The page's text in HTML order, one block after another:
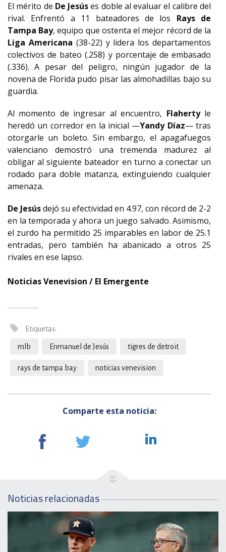
El mérito de De Jesúses doble al evaluar el calibre del
rival. Enfrentó a 11 bateadores de los Rays de
Tampa Bay, equipo que ostenta el mejor récord de la
Liga Americana (38-22) y lidera los departamentos
colectivos de bateo (.258) y porcentaje de embasado
(.336). A pesar del peligro, ningún jugador de la
novena de Florida pudo pisar las almohadillas bajo su
guardia.
Al momento de ingresar al encuentro, Flahertyle
heredó un corredor en la inicial —Yandy Díaz— tras
otorgarle un boleto. Sin embargo, el apagafuegos
valenciano demostró una tremenda madurez al
obligar al siguiente bateador en turno a conectar un
rodado para doble matanza, extinguiendo cualquier
amenaza.
De Jesúsdejó su efectividad en 4.97, con récord de 2-2
en la temporada y ahora un juego salvado. Asimismo,
el zurdo ha permitido 25 imparables en labor de 25.1
entradas, pero también ha abanicado a otros 25
rivales en ese lapso.
Noticias Venevision / El Emergente
Etiquetas:
mlb Enmanuel de Jesús tigres de detroit
rays de tampa bay noticias venevision
Comparte esta noticia:
Noticias relacionadas